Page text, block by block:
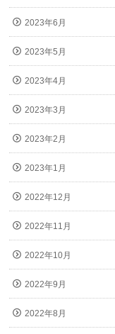
2023年6月
2023年5月
2023年4月
2023年3月
2023年2月
2023年1月
2022年12月
2022年11月
2022年10月
2022年9月
2022年8月